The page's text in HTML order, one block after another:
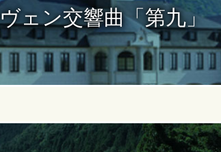
ェン交響曲「第九」